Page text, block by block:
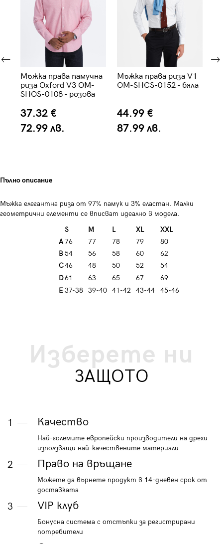
Мъжка права памучна
риза Oxford V3 OM-
SHOS-0108 - розова
37.32 €
72.99 лв.
Мъжка права риза V1
OM-SHCS-0152 - бяла
44.99 €
87.99 лв.
Пълно описание
Мъжка елегантна риза от 97% памук и 3% еластан. Малки
геометрични елементи се вписват идеално в модела.
S
M L XL
XXL
A76 77 78 79
80
B54 56 58 60
62
C46 48 50 52
54
D61 63 65 67
69
E 37-38 39-40 41-42 43-44 45-46
Изберете ни
ЗАЩОТО
1 Качество
Най-големите европейски производители на дрехи
използващи най-качествените материали
2 Право на връщане
Можете да върнете продукт в 14-дневен срок от
доставката
3 VIP клуб
Бонусна система с отстъпки за регистрирани
потребители